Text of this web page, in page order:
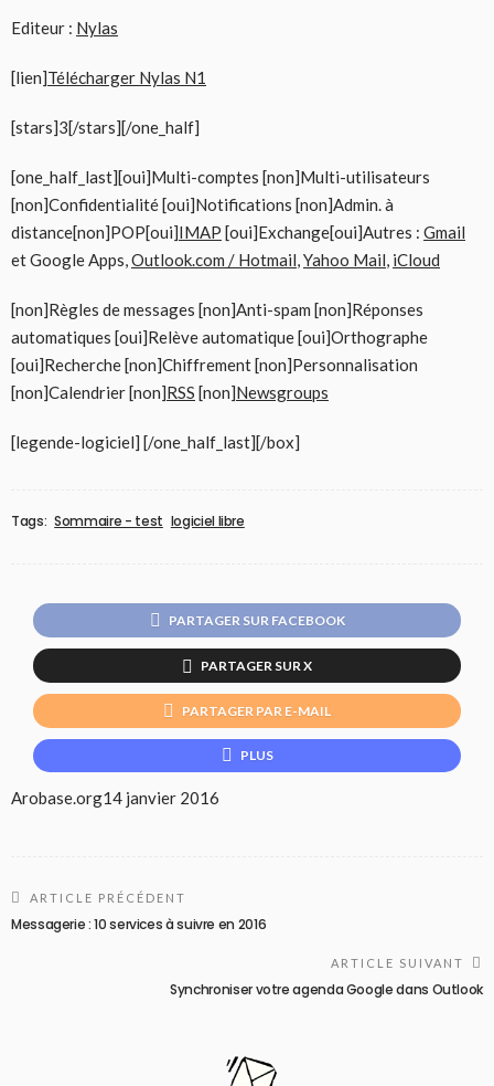
Editeur : Nylas
[lien]Télécharger Nylas N1
[stars]3[/stars][/one_half]
[one_half_last][oui]Multi-comptes [non]Multi-utilisateurs
[non]Confidentialité [oui]Notifications [non]Admin. à
distance[non]POP[oui]IMAP [oui]Exchange[oui]Autres : Gmail
et Google Apps,Outlook.com / Hotmail,Yahoo Mail, iCloud
[non]Règles de messages [non]Anti-spam [non]Réponses
automatiques [oui]Relève automatique [oui]Orthographe
[oui]Recherche [non]Chiffrement [non]Personnalisation
[non]Calendrier [non]RSS [non]Newsgroups
[legende-logiciel] [/one_half_last][/box]
Tags: Sommaire - test logiciel libre
PARTAGER SUR FACEBOOK
PARTAGER SUR X
PARTAGER PAR E-MAIL
PLUS
Arobase.org14 janvier 2016
ARTICLE PRÉCÉDENT
Messagerie : 10 services à suivre en 2016
ARTICLE SUIVANT
Synchroniser votre agenda Google dans Outlook